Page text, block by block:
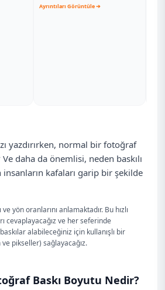
Ayrıntıları Görüntüle ➔
yazdırırken, normal bir fotoğraf
daha da önemlisi, neden baskılı
kafaları garip bir şekilde
yön oranlarını anlamaktadır. Bu hızlı
cevaplayacağız ve her seferinde
alabileceğiniz için kullanışlı bir
pikseller) sağlayacağız.
Baskı Boyutu Nedir?